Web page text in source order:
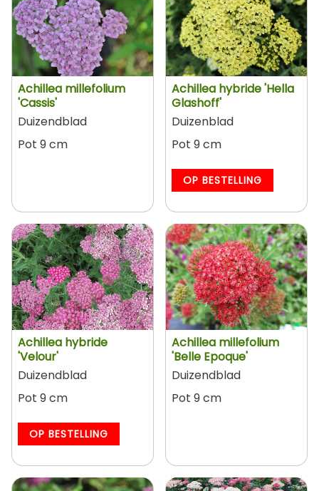
Achillea millefolium
'Cassis'
Duizendblad
Pot 9 cm
Achillea hybride 'Hella
Glashoff'
Duizenblad
Pot 9 cm
OP BESTELLING
Achillea hybride
'Velour'
Duizendblad
Pot 9 cm
OP BESTELLING
Achillea millefolium
'Belle Epoque'
Duizendblad
Pot 9 cm